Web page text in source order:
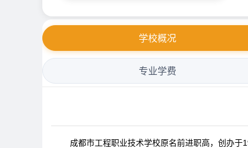
学校概况
专业学费
成都市工程职业技术学校原名前进职高，创办于